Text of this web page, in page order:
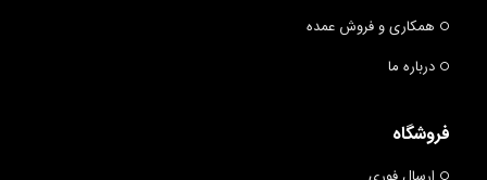
همکاری و فروش عمده
درباره ما
فروشگاه